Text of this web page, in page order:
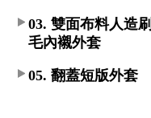
03. 雙面布料人造刷
毛內襯外套
05. 翻蓋短版外套